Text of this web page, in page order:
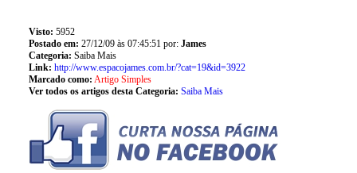
Visto: 5952
Postado em: 27/12/09 às 07:45:51 por: James
Categoria: Saiba Mais
Link: http://www.espacojames.com.br/?cat=19&id=3922
Marcado como: Artigo Simples
Ver todos os artigos desta Categoria: Saiba Mais